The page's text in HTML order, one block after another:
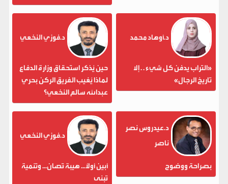
د.أوهاد محمد
«التراب يدفن كل شيء . . إلا
تاريخ الرجال»
د.فوزي النخعي
حين يُذكر استحقاق وزارة الدفاع
لماذا يُغيب الفريق الركن بحري
عبدالله سالم النخعي؟
د.عيدروس نصر
ناصر
بصراحة ووضوح
د.فوزي النخعي
أبين أولاً... هيبة تُصان... وتنمية
تُبنى